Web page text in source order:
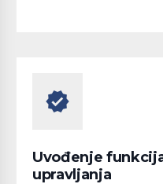
verified
Uvođenje
upravljanja